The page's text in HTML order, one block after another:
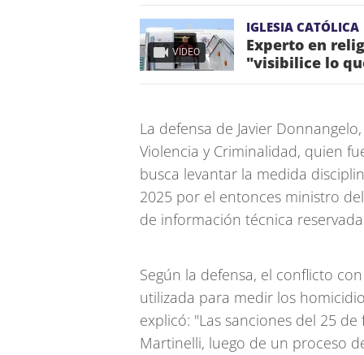
VIDEO
IGLESIA CATÓLICA
Experto en
"visibilice lo
La defensa de Javier
Violencia y Criminalidad, quien
busca levantar la medida
2025 por el entonces ministro
de información técnica
Según la defensa, el conflicto
utilizada para medir los
explicó: "Las sanciones del 25
Martinelli, luego de un proceso